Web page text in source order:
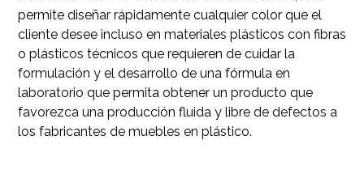
permite diseñar rápidamente cualquier color que el
cliente desee incluso en materiales plásticos con fibras
o plásticos técnicos que requieren de cuidar la
formulación y el desarrollo de una fórmula en
laboratorio que permita obtener un producto que
favorezca una producción fluida y libre de defectos a
los fabricantes de muebles en plástico.